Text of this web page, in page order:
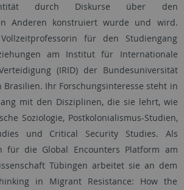
durch Diskurse über den
Anderen konstruiert wurde und wird.
für den Studiengang
am Institut für Internationale
(IRID) der Bundesuniversität
Brasilien. Ihr Forschungsinteresse steht in
mit den Disziplinen, die sie lehrt, wie
Soziologie, Postkolonialismus-Studien,
und Critical Security Studies. Als
für die Global Encounters Platform am
Tübingen arbeitet sie an dem
in Migrant Resistance: How the